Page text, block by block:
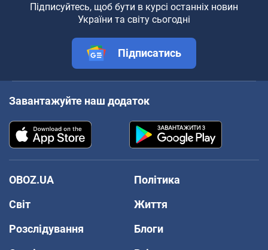
Підписуйтесь, щоб бути в курсі останніх новин
України та світу сьогодні
Підписатись
Завантажуйте наш додаток
OBOZ.UA
Політика
Світ
Життя
Розслідування
Блоги